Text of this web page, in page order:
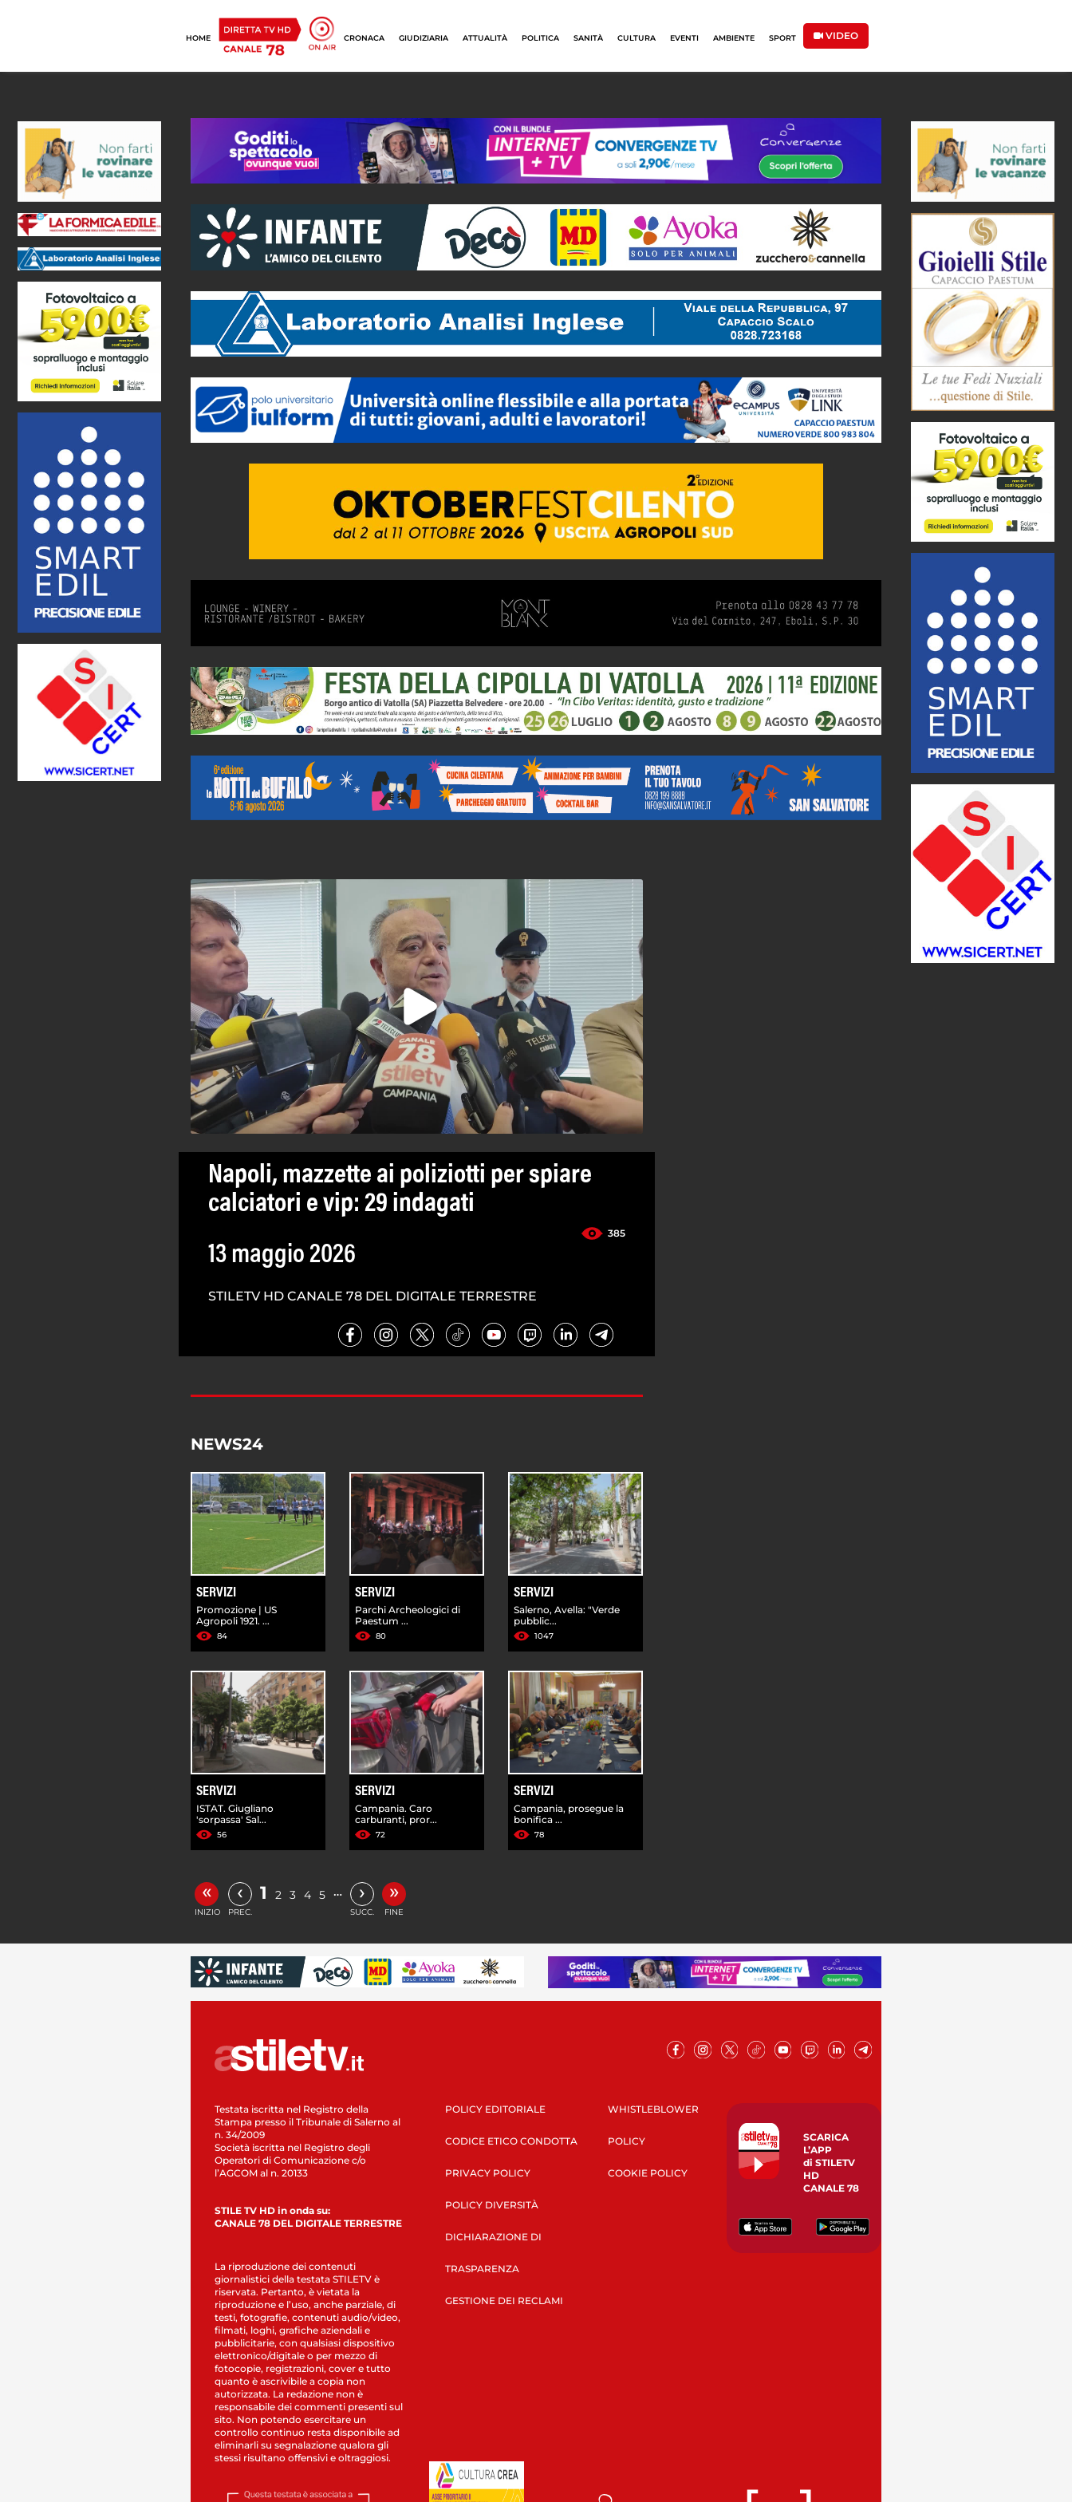
HOME CRONACA GIUDIZIARIA ATTUALITÀ POLITICA SANITÀ CULTURA EVENTI AMBIENTE SPORT VIDEO
Napoli, mazzette ai poliziotti per spiare
calciatori e vip: 29 indagati
385
13 maggio 2026
STILETV HD CANALE 78 DEL DIGITALE TERRESTRE
NEWS24
SERVIZI
Promozione | US
Agropoli 1921. ...
84
SERVIZI
Parchi Archeologici di
Paestum ...
80
SERVIZI
Salerno, Avella: "Verde
pubblic...
1047
SERVIZI
ISTAT. Giugliano
'sorpassa' Sal...
56
SERVIZI
Campania. Caro
carburanti, pror...
72
SERVIZI
Campania, prosegue la
bonifica ...
78
«
INIZIO
‹
PREC.
1 2 3 4 5 … ›
SUCC.
»
FINE
Testata iscritta nel Registro della
Stampa presso il Tribunale di Salerno al
n. 34/2009
Società iscritta nel Registro degli
Operatori di Comunicazione c/o
l’AGCOM al n. 20133
STILE TV HD in onda su:
CANALE 78 DEL DIGITALE TERRESTRE
La riproduzione dei contenuti
giornalistici della testata STILETV è
riservata. Pertanto, è vietata la
riproduzione e l’uso, anche parziale, di
testi, fotografie, contenuti audio/video,
filmati, loghi, grafiche aziendali e
pubblicitarie, con qualsiasi dispositivo
elettronico/digitale o per mezzo di
fotocopie, registrazioni, cover e tutto
quanto è ascrivibile a copia non
autorizzata. La redazione non è
responsabile dei commenti presenti sul
sito. Non potendo esercitare un
controllo continuo resta disponibile ad
eliminarli su segnalazione qualora gli
stessi risultano offensivi e oltraggiosi.
POLICY EDITORIALE
CODICE ETICO CONDOTTA
PRIVACY POLICY
POLICY DIVERSITÀ
DICHIARAZIONE DI
TRASPARENZA
GESTIONE DEI RECLAMI
WHISTLEBLOWER
POLICY
COOKIE POLICY
SCARICA
L’APP
di STILETV
HD
CANALE 78